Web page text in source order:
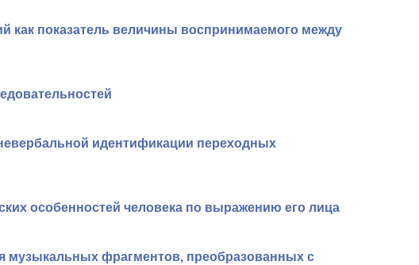
как показатель величины воспринимаемого между
идентификации переходных
особенностей человека по выражению его лица
музыкальных фрагментов, преобразованных с